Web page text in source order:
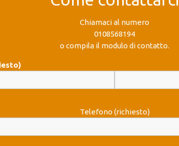
Chiamaci al numero
0108568194
o compila il modulo di contatto.
Telefono (richiesto)